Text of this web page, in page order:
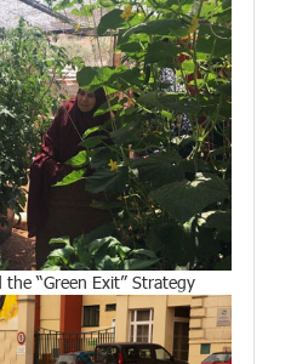
“Green Exit” Strategy